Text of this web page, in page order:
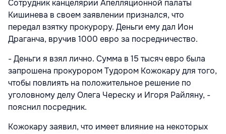
Сотрудник канцелярии Апелляционной палаты
Кишинева в своем заявлении признался, что
передал взятку прокурору. Деньги ему дал Ион
Драганча, вручив 1000 евро за посредничество.
- Деньги я взял лично. Сумма в 15 тысяч евро была
запрошена прокурором Тудором Кожокару для того,
чтобы повлиять на положительное решение по
уголовному делу Олега Череску и Игоря Райляну, -
пояснил посредник.
Кожокару заявил, что имеет влияние на некоторых